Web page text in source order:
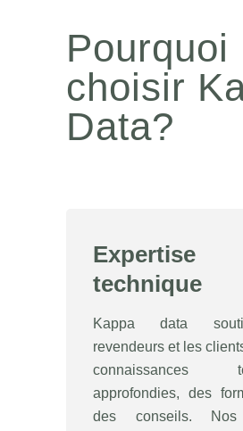
Pourquoi
choisir
Data?
Expertise
technique
Kappa data
revendeurs et les
connaissances
approfondies, des
des conseils. Nos